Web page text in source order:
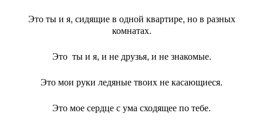
Это ты и я, сидящие в одной квартире, но в разных
комнатах.
Это ты и я, и не друзья, и не знакомые.
Это мои руки ледяные твоих не касающиеся.
Это мое сердце с ума сходящее по тебе.